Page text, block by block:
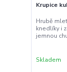
Krupice
Hrubě
knedlíky i
jemnou
Skladem